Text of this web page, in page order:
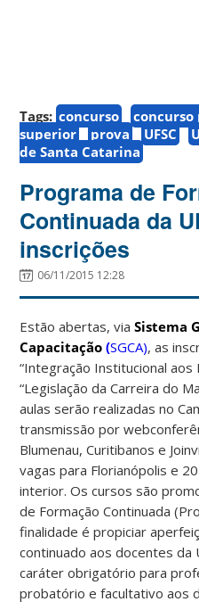
Tags: concurso
superior
prova UFSC
de Santa Catarina
Programa de
Continuada da
inscrições
06/11/2015 12:28
Estão abertas, viaSistema
Capacitação (SGCA), as
“Integração Institucional aos
“Legislação da Carreira do
aulas serão realizadas no
transmissãopor
Blumenau, Curitibanos e
vagas para Florianópolis e
interior. Os cursos são
de Formação Continuada
finalidade é propiciar
continuado aos docentes da
caráter obrigatório para
probatório e facultativo aos